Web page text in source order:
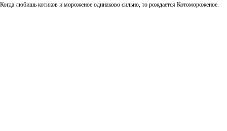
Когда любишь котиков и мороженое одинаково сильно, то рождается Котомороженое.